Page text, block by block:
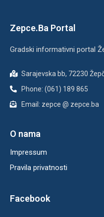
Zepce.Ba Portal
Gradski informativni portal
Sarajevska bb, 72230
Phone: (061) 189 865
Email: zepce @ zepce.ba
O nama
Impressum
Pravila privatnosti
Facebook